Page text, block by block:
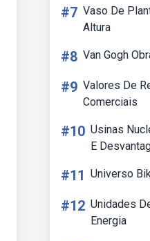
#7 Vaso De
Altura
#8 Van Gogh
#9 Valores De
Comerciais
#10 Usinas
E
#11 Universo
#12 Unidades
Energia